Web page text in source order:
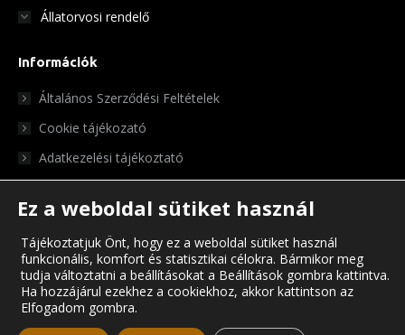
Állatorvosi rendelő
Információk
Általános Szerződési Feltételek
Cookie tájékozató
Adatkezelési tájékoztató
Ez a weboldal sütiket használ
Tájékoztatjuk Önt, hogy ez a weboldal sütiket használ
funkcionális, komfort és statisztikai célokra. Bármikor meg
tudja változtatni a beállításokat a Beállítások gombra kattintva.
Ha hozzájárul ezekhez a cookiekhoz, akkor kattintson az
Elfogadom gombra.